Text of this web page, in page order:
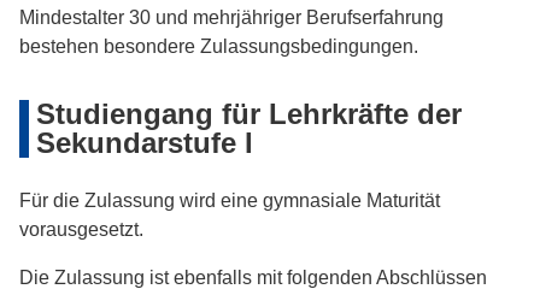
Mindestalter 30 und mehrjähriger Berufserfahrung
bestehen besondere Zulassungsbedingungen.
Studiengang für Lehrkräfte der
Sekundarstufe I
Für die Zulassung wird eine gymnasiale Maturität
vorausgesetzt.
Die Zulassung ist ebenfalls mit folgenden Abschlüssen